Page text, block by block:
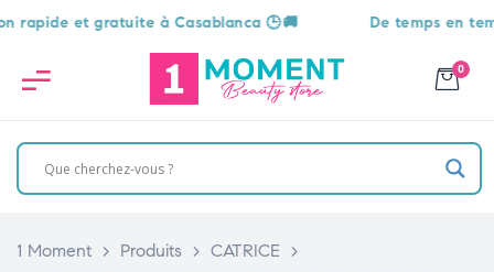
et gratuite à Casablanca 🕒🚚 De temps en
0
1 Moment > Produits > CATRICE
>